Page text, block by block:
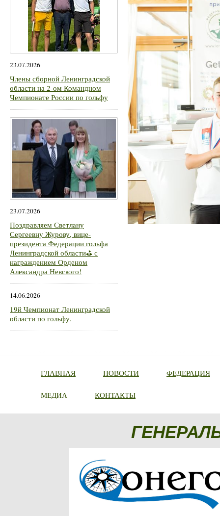
23.07.2026
Члены сборной Ленинградской
области на 2-ом Командном
Чемпионате России по гольфу
23.07.2026
Поздравляем Светлану
Сергеевну Журову, вице-
президента Федерации гольфа
Ленинградской области⛳ с
награждением Орденом
Александра Невского!
14.06.2026
19й Чемпионат Ленинградской
области по гольфу.
ГЛАВНАЯ НОВОСТИ ФЕДЕРАЦИЯ
МЕДИА КОНТАКТЫ